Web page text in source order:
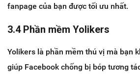
fanpage của bạn được tối ưu nhất.
3.4 Phần mềm Yolikers
Yolikers là phần mềm thú vị mà bạn
giúp Facebook chống bị bóp tương